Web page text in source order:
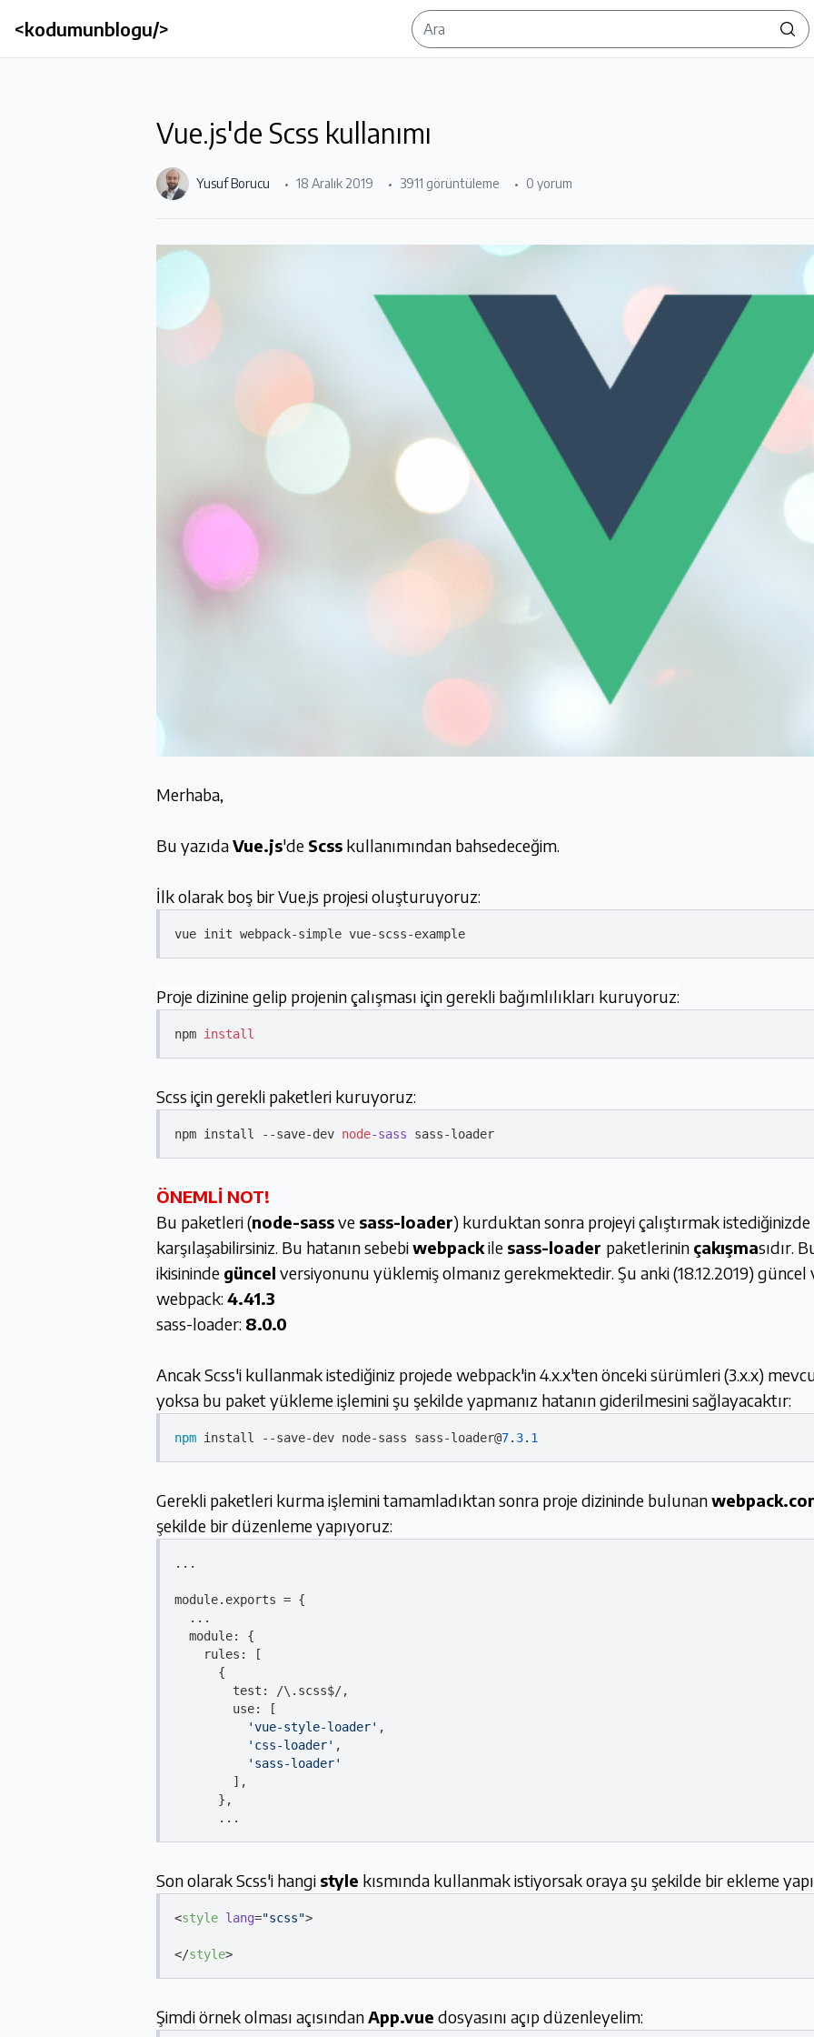
<kodumunblogu/>
Vue.js'de Scss kullanımı
Yusuf Borucu 18 Aralık 2019 3911 görüntüleme 0 yorum
Merhaba,
Bu yazıdaVue.js'de Scss kullanımından bahsedeceğim.
İlk olarak boş bir Vue.js projesi oluşturuyoruz:
vue init webpack-simple
Proje dizinine gelip projenin çalışması için gerekli bağımlılıkları kuruyoruz:
npm install
Scss için gerekli paketleri kuruyoruz:
npm install --save-dev node-sass
ÖNEMLİ NOT!
Bu paketleri (node-sassve sass-loader) kurduktan sonra projeyi çalıştırmak istediğinizde
karşılaşabilirsiniz. Bu hatanın sebebiwebpackile sass-loader paketlerinin çakışmasıdır.
ikisininde güncel versiyonunu yüklemiş olmanız gerekmektedir. Şu anki (18.12.2019) güncel
webpack: 4.41.3
sass-loader: 8.0.0
Ancak Scss'i kullanmak istediğiniz projede webpack'in 4.x.x'ten önceki sürümleri (3.x.x)
yoksa bu paket yükleme işlemini şu şekilde yapmanız hatanın giderilmesini sağlayacaktır:
npm install --save-dev node-sass sass-loader@7. 3. 1
Gerekli paketleri kurma işlemini tamamladıktan sonra proje dizininde bulunan
şekilde bir düzenleme yapıyoruz:
...
module. exports = {
  ...
  module: {
    rules: [
      {
        test:
/\.scss$/,
        use: [
'vue-style-loader' ,
'css-loader' ,
'sass-loader'
        ],
      },
Son olarak Scss'i hangi style kısmında kullanmak istiyorsak oraya şu şekilde bir ekleme
<style lang="scss">
</style>
Şimdi örnek olması açısından App.vue dosyasını açıp düzenleyelim: